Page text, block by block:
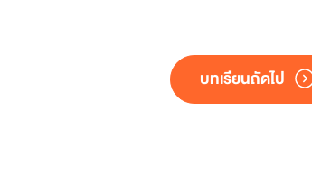
บทเรียนถัดไป